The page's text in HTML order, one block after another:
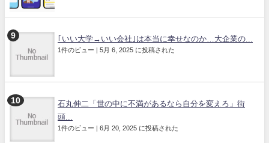
｢いい大学→いい会社｣は本当に幸せなのか…大企業の...
1件のビュー | 5月 6, 2025 に投稿された
石丸伸二「世の中に不満があるなら自分を変えろ」街
頭...
1件のビュー | 6月 20, 2025 に投稿された